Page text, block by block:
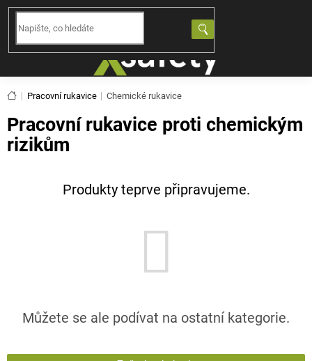
Přejít
obsah
Domů
Pracovní rukavice Chemické rukavice
Pracovní rukavice proti chemickým
rizikům
Produkty teprve připravujeme.
Můžete se ale podívat na ostatní kategorie.